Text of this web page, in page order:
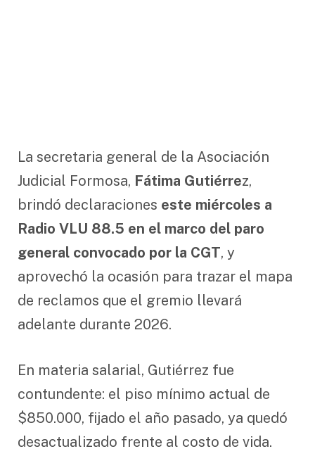
La secretaria general de la Asociación
Judicial Formosa, Fátima Gutiérrez,
brindó declaraciones este miércoles a
Radio VLU 88.5 en el marco del paro
general convocado por la CGT, y
aprovechó la ocasión para trazar el mapa
de reclamos que el gremio llevará
adelante durante 2026.
En materia salarial, Gutiérrez fue
contundente: el piso mínimo actual de
$850.000, fijado el año pasado, ya quedó
desactualizado frente al costo de vida.